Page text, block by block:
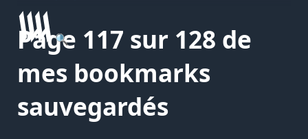
🔍
Page 117 sur 128 de
mes bookmarks
sauvegardés